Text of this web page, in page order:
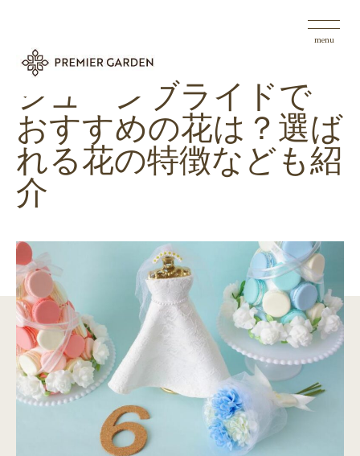
menu
ジューンブライドで
おすすめの花は？選ば
れる花の特徴なども紹
介